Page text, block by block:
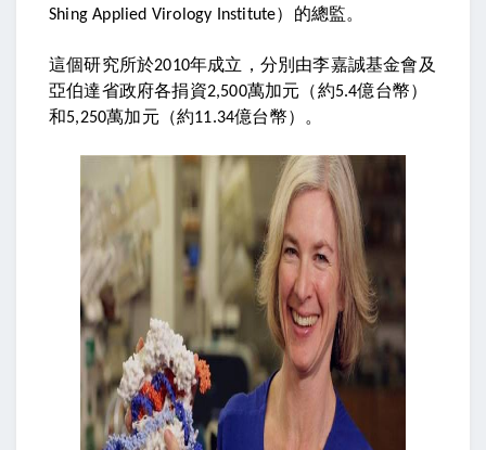
Shing Applied Virology Institute）的總監。
這個研究所於2010年成立，分別由李嘉誠基金會及
亞伯達省政府各捐資2,500萬加元（約5.4億台幣）
和5,250萬加元（約11.34億台幣）。